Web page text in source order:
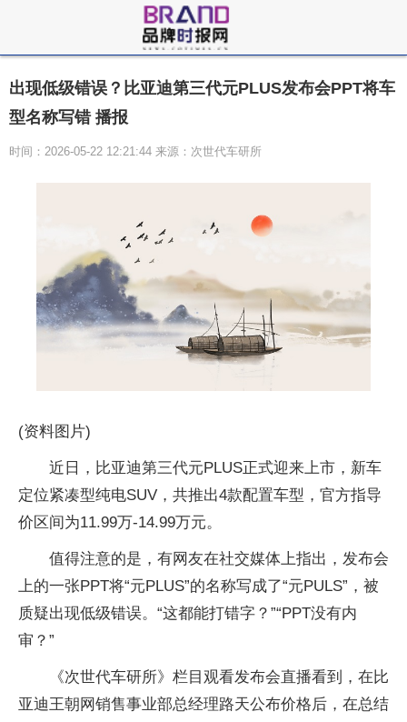
出现低级错误？比亚迪第三代元PLUS发布会PPT将车
型名称写错 播报
时间：2026-05-22 12:21:44 来源：次世代车研所
(资料图片)
近日，比亚迪第三代元PLUS正式迎来上市，新车
定位紧凑型纯电SUV，共推出4款配置车型，官方指导
价区间为11.99万-14.99万元。
值得注意的是，有网友在社交媒体上指出，发布会
上的一张PPT将“元PLUS”的名称写成了“元PULS”，被
质疑出现低级错误。“这都能打错字？”“PPT没有内
审？”
《次世代车研所》栏目观看发布会直播看到，在比
亚迪王朝网销售事业部总经理路天公布价格后，在总结